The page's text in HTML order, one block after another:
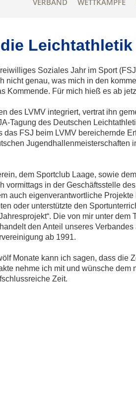
VERBAND WETTKÄMPFE
Soziales Jahr im Sport
nicht genau, was mich in den
Kommende. Für mich hieß es ab
des LVMV integriert, vertrat ihn
Tagung des Deutschen
das FSJ beim LVMV bereichernde
Jugendhallenmeisterschaften
dem Sportclub Laage, sowie
vormittags in der Geschäftsstelle
auch eigenverantwortliche
oder unterstützte den
Die von mir unter
den Anteil unseres
ab 1991.
Monate kann ich sagen, dass die
nehme ich mit und wünsche
Zeit.